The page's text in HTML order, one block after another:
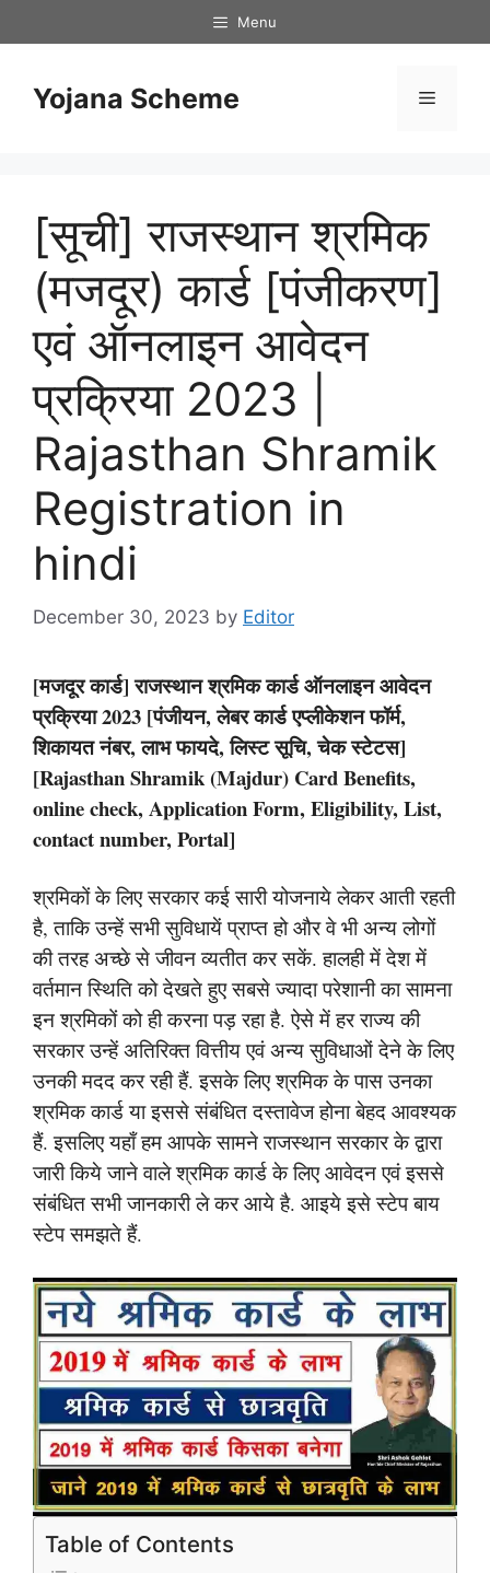
to
Menu
Yojana Scheme Menu
[सूची] राजस्थान श्रमिक
(मजदूर) कार्ड [पंजीकरण]
एवं ऑनलाइन आवेदन
प्रक्रिया 2023 |
Rajasthan Shramik
Registration in
hindi
December 30, 2023 by Editor
[मजदूर कार्ड] राजस्थान श्रमिक कार्ड ऑनलाइन आवेदन
प्रक्रिया 2023 [पंजीयन, लेबर कार्ड एप्लीकेशन फॉर्म,
शिकायत नंबर, लाभ फायदे, लिस्ट सूचि, चेक स्टेटस]
[Rajasthan Shramik (Majdur) Card Benefits,
online check, Application Form, Eligibility, List,
contact number, Portal]
श्रमिकों के लिए सरकार कई सारी योजनाये लेकर आती रहती
है, ताकि उन्हें सभी सुविधायें प्राप्त हो और वे भी अन्य लोगों
की तरह अच्छे से जीवन व्यतीत कर सकें. हालही में देश में
वर्तमान स्थिति को देखते हुए सबसे ज्यादा परेशानी का सामना
इन श्रमिकों को ही करना पड़ रहा है. ऐसे में हर राज्य की
सरकार उन्हें अतिरिक्त वित्तीय एवं अन्य सुविधाओं देने के लिए
उनकी मदद कर रही हैं. इसके लिए श्रमिक के पास उनका
श्रमिक कार्ड या इससे संबंधित दस्तावेज होना बेहद आवश्यक
हैं. इसलिए यहाँ हम आपके सामने राजस्थान सरकार के द्वारा
जारी किये जाने वाले श्रमिक कार्ड के लिए आवेदन एवं इससे
संबंधित सभी जानकारी ले कर आये है. आइये इसे स्टेप बाय
स्टेप समझते हैं.
Table of Contents